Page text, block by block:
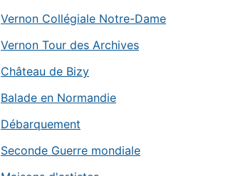
Vernon Collégiale Notre-Dame
Vernon Tour des Archives
Château de Bizy
Balade en Normandie
Débarquement
Seconde Guerre mondiale